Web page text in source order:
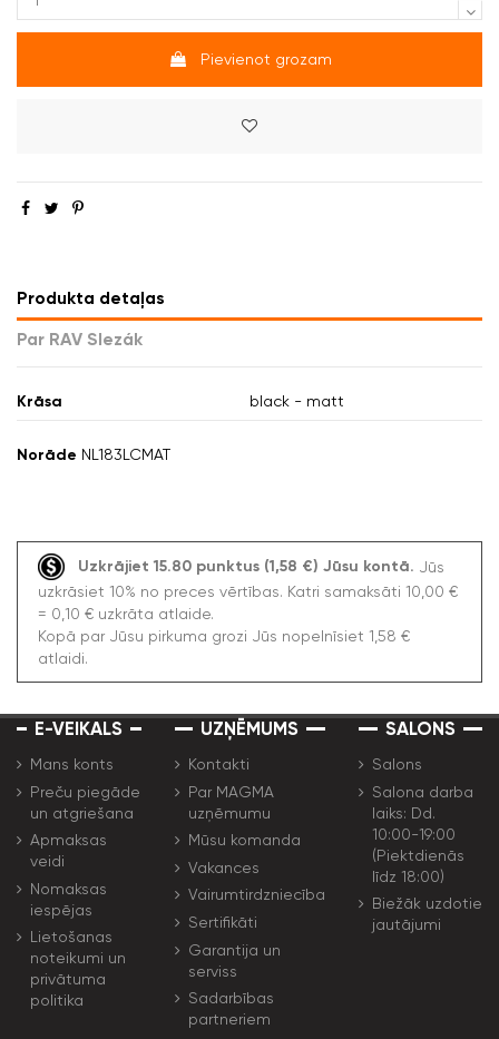
Pievienot grozam
Produkta detaļas
Par RAV Slezák
Krāsa black - matt
Norāde NL183LCMAT
Uzkrājiet 15.80 punktus (1,58 €) Jūsu kontā. Jūs
uzkrāsiet 10% no preces vērtības. Katri samaksāti 10,00 €
= 0,10 € uzkrāta atlaide.
Kopā par Jūsu pirkuma grozi Jūs nopelnīsiet 1,58 €
atlaidi.
E-VEIKALS
Mans konts
Preču piegāde
un atgriešana
Apmaksas
veidi
Nomaksas
iespējas
Lietošanas
noteikumi un
privātuma
politika
UZŅĒMUMS
Kontakti
Par MAGMA
uzņēmumu
Mūsu komanda
Vakances
Vairumtirdzniecība
Sertifikāti
Garantija un
serviss
Sadarbības
partneriem
SALONS
Salons
Salona darba
laiks: Dd.
10:00-19:00
(Piektdienās
līdz 18:00)
Biežāk uzdotie
jautājumi